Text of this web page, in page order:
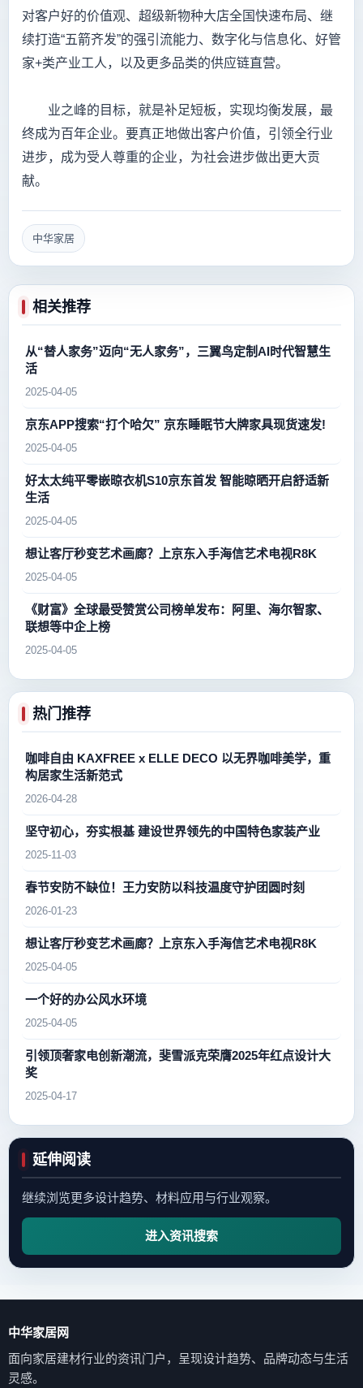
对客户好的价值观、超级新物种大店全国快速布局、继
续打造“五箭齐发”的强引流能力、数字化与信息化、好管
家+类产业工人，以及更多品类的供应链直营。
业之峰的目标，就是补足短板，实现均衡发展，最
终成为百年企业。要真正地做出客户价值，引领全行业
进步，成为受人尊重的企业，为社会进步做出更大贡
献。
中华家居
相关推荐
从“替人家务”迈向“无人家务”，三翼鸟定制AI时代智慧生
活
2025-04-05
京东APP搜索“打个哈欠” 京东睡眠节大牌家具现货速发!
2025-04-05
好太太纯平零嵌晾衣机S10京东首发 智能晾晒开启舒适新
生活
2025-04-05
想让客厅秒变艺术画廊？上京东入手海信艺术电视R8K
2025-04-05
《财富》全球最受赞赏公司榜单发布：阿里、海尔智家、
联想等中企上榜
2025-04-05
热门推荐
咖啡自由 KAXFREE x ELLE DECO 以无界咖啡美学，重
构居家生活新范式
2026-04-28
坚守初心，夯实根基 建设世界领先的中国特色家装产业
2025-11-03
春节安防不缺位！王力安防以科技温度守护团圆时刻
2026-01-23
想让客厅秒变艺术画廊？上京东入手海信艺术电视R8K
2025-04-05
一个好的办公风水环境
2025-04-05
引领顶奢家电创新潮流，斐雪派克荣膺2025年红点设计大
奖
2025-04-17
延伸阅读
继续浏览更多设计趋势、材料应用与行业观察。
进入资讯搜索
中华家居网
面向家居建材行业的资讯门户，呈现设计趋势、品牌动态与生活
灵感。